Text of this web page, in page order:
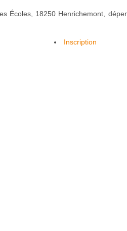
Écoles, 18250 Henrichemont,
Inscription